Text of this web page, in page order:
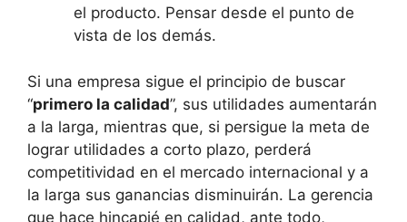
el producto. Pensar desde el punto de
vista de los demás.
Si una empresa sigue el principio de buscar
“primero la calidad”, sus utilidades aumentarán
a la larga, mientras que, si persigue la meta de
lograr utilidades a corto plazo, perderá
competitividad en el mercado internacional y a
la larga sus ganancias disminuirán. La gerencia
que hace hincapié en calidad, ante todo,